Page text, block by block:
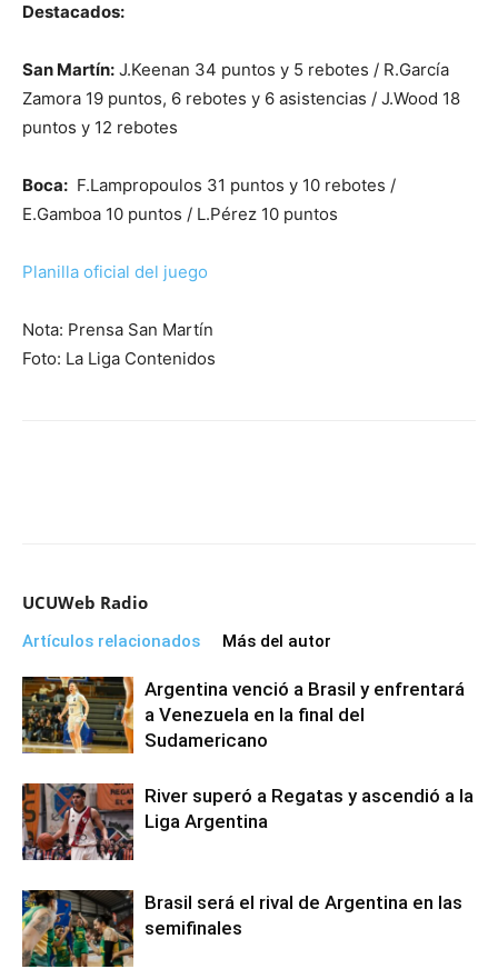
Destacados:
San Martín: J.Keenan 34 puntos y 5 rebotes / R.García
Zamora 19 puntos, 6 rebotes y 6 asistencias / J.Wood 18
puntos y 12 rebotes
Boca: F.Lampropoulos 31 puntos y 10 rebotes /
E.Gamboa 10 puntos / L.Pérez 10 puntos
Planilla oficial del juego
Nota: Prensa San Martín
Foto: La Liga Contenidos
UCUWeb Radio
Artículos relacionados Más del autor
Argentina venció a Brasil y enfrentará
a Venezuela en la final del
Sudamericano
River superó a Regatas y ascendió a la
Liga Argentina
Brasil será el rival de Argentina en las
semifinales